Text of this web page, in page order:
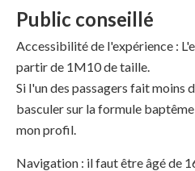
Public conseillé
Accessibilité de l'expérience :
partir de 1M10 de taille.
Si l'un des passagers fait moins
basculer sur la formule
mon profil.
Navigation : il faut être âgé de